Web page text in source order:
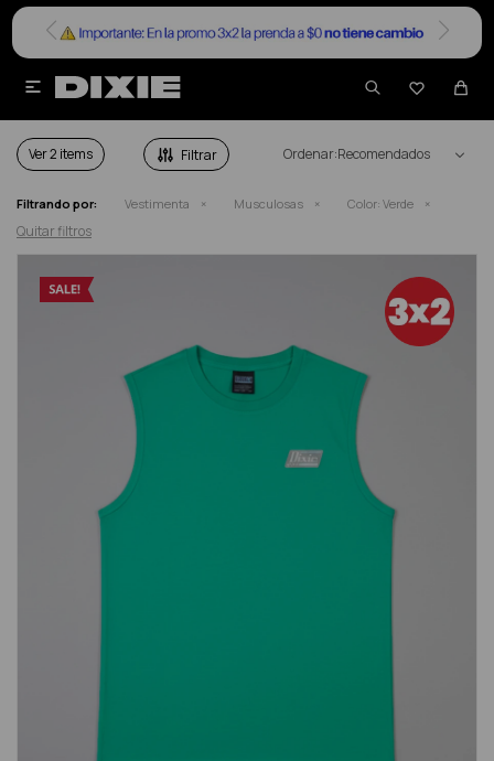


MUSCULOSAS HOMBRE EN COLOR VERDE
Ver Recomendados
Filtrando por: Vestimenta Musculosas Color: Verde
Quitar filtros